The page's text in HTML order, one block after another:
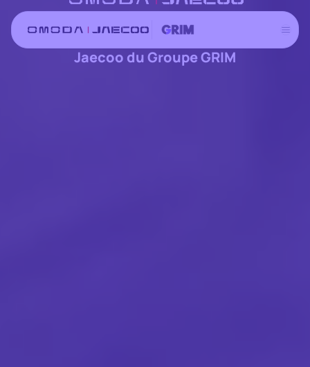
au
contenu
Les concessions Omoda
Jaecoo du Groupe GRIM